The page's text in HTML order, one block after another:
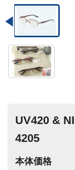
UV420 &
4205
本体価格